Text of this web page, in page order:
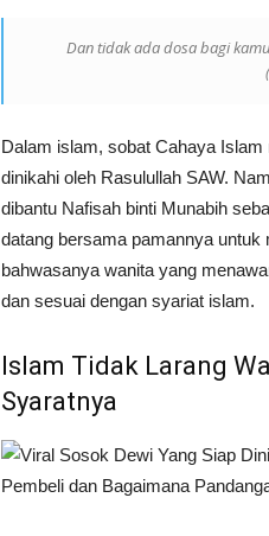
Dan tidak ada dosa bagi
Dalam islam, sobat Cahaya
dinikahi oleh Rasulullah SAW.
dibantu Nafisah binti Munabih
datang bersama pamannya
bahwasanya wanita yang
dan sesuai dengan syariat islam.
Islam Tidak Larang
Syaratnya